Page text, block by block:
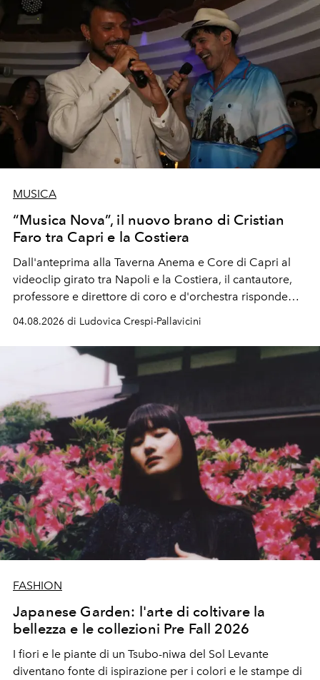
MUSICA
“Musica Nova”, il nuovo brano di Cristian
Faro tra Capri e la Costiera
Dall'anteprima alla Taverna Anema e Core di Capri al
videoclip girato tra Napoli e la Costiera, il cantautore,
professore e direttore di coro e d'orchestra risponde
04.08.2026 di Ludovica Crespi-Pallavicini
FASHION
Japanese Garden: l'arte di coltivare la
bellezza e le collezioni Pre Fall 2026
I fiori e le piante di un Tsubo-niwa del Sol Levante
diventano fonte di ispirazione per i colori e le stampe di